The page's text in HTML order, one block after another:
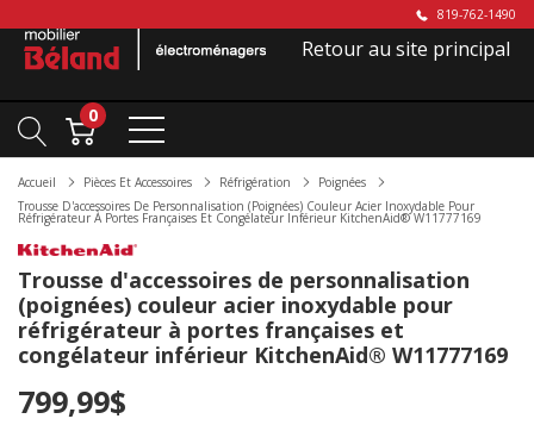
819-762-1490
Retour au site principal
0
Accueil Pièces Et Accessoires Réfrigération
Poignées
Trousse D'accessoires De Personnalisation (poignées) Couleur Acier Inoxydable Pour
Réfrigérateur À Portes Françaises Et Congélateur Inférieur KitchenAid® W11777169
Trousse d'accessoires de personnalisation
(poignées) couleur acier inoxydable pour
réfrigérateur à portes françaises et
congélateur inférieur KitchenAid® W11777169
799,99$